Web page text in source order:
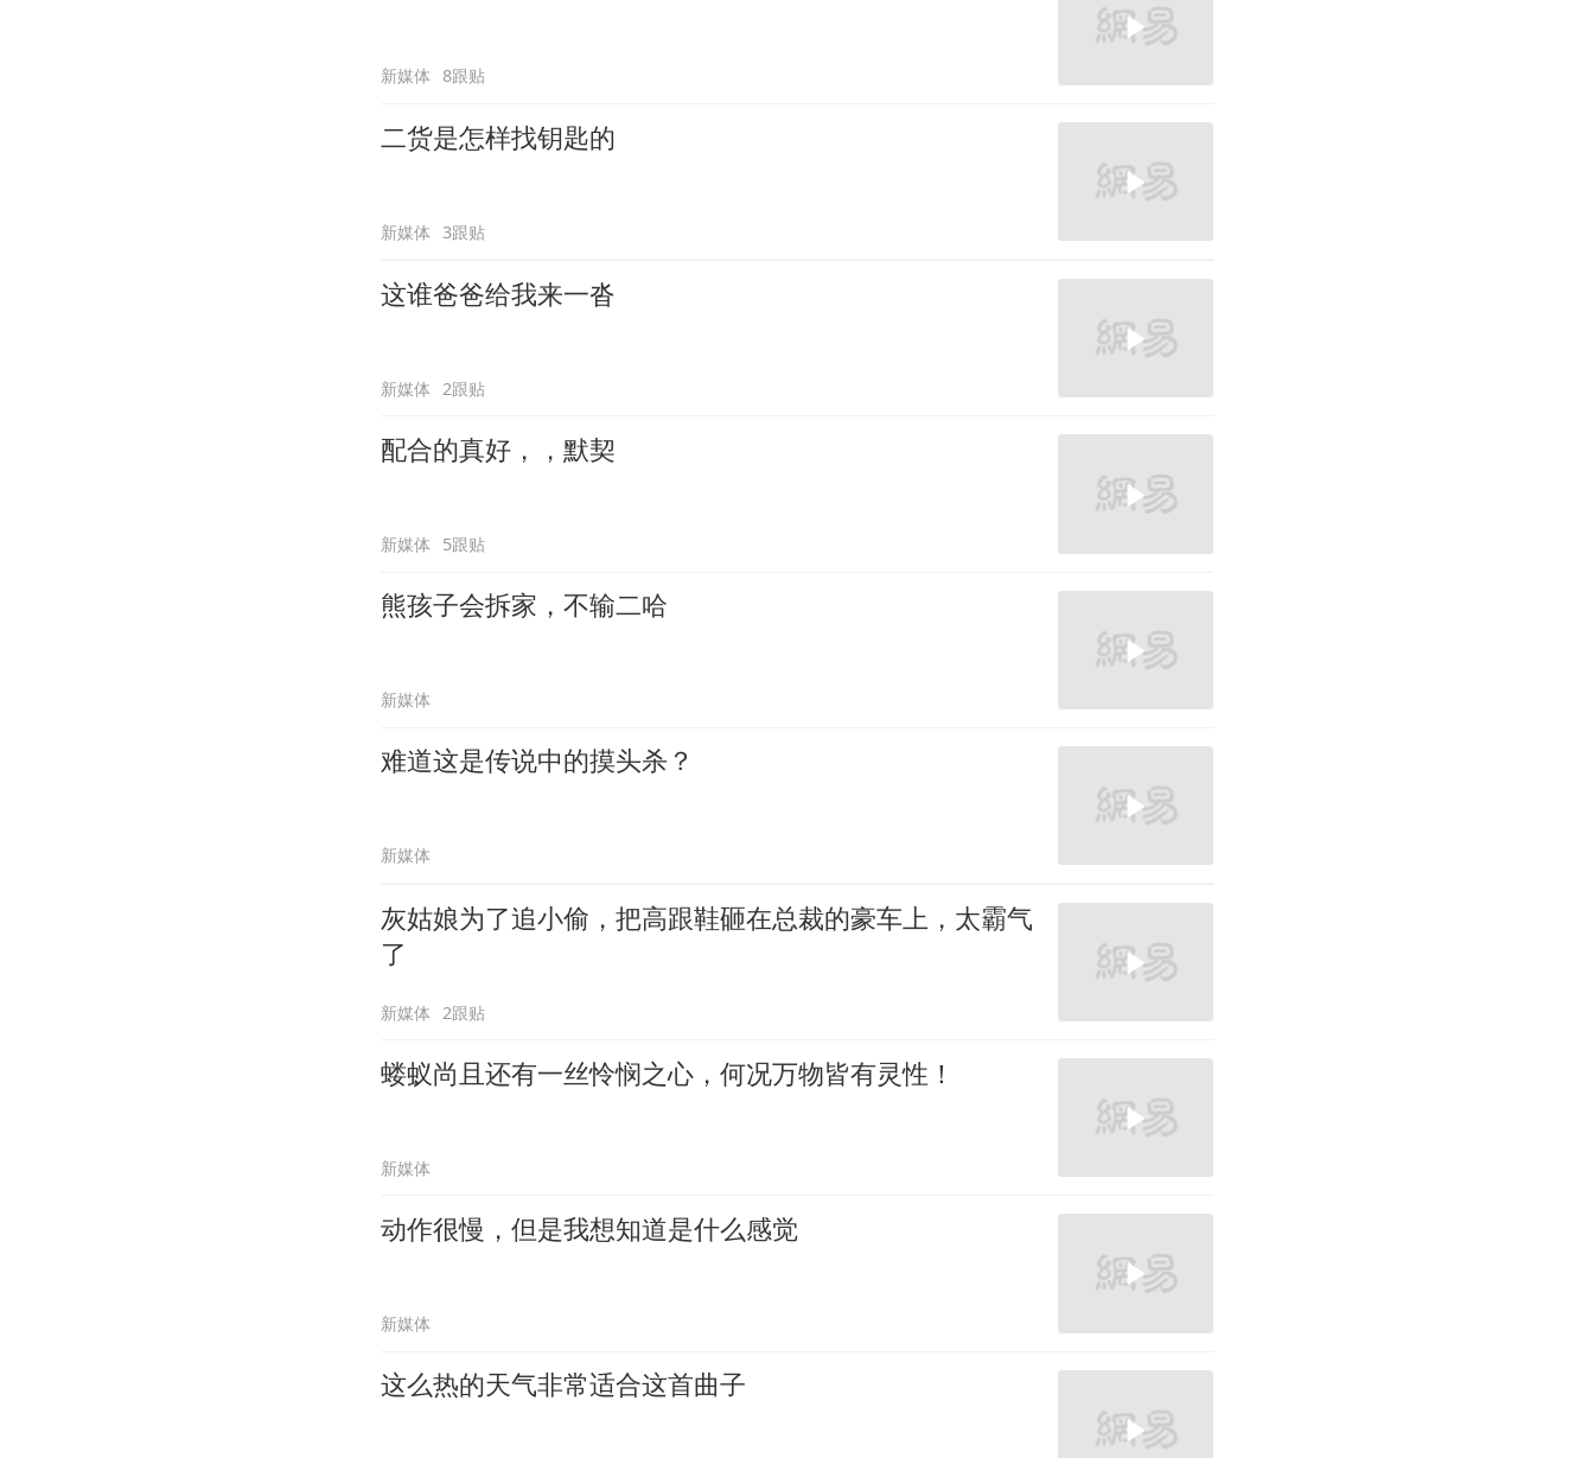
新媒体 8跟贴
二货是怎样找钥匙的
新媒体 3跟贴
这谁爸爸给我来一沓
新媒体 2跟贴
配合的真好，，默契
新媒体 5跟贴
熊孩子会拆家，不输二哈
新媒体
难道这是传说中的摸头杀？
新媒体
灰姑娘为了追小偷，把高跟鞋砸在总裁的豪车上，太霸气
了
新媒体 2跟贴
蝼蚁尚且还有一丝怜悯之心，何况万物皆有灵性！
新媒体
动作很慢，但是我想知道是什么感觉
新媒体
这么热的天气非常适合这首曲子